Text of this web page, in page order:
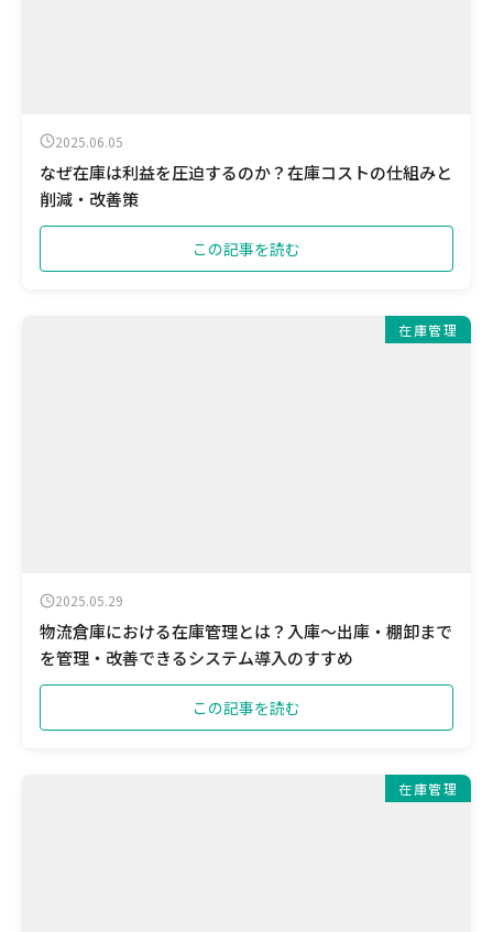
2025.06.05
なぜ在庫は利益を圧迫するのか？在庫コストの仕組みと
削減・改善策
この記事を読む
在庫管理
2025.05.29
物流倉庫における在庫管理とは？入庫〜出庫・棚卸まで
を管理・改善できるシステム導入のすすめ
この記事を読む
在庫管理